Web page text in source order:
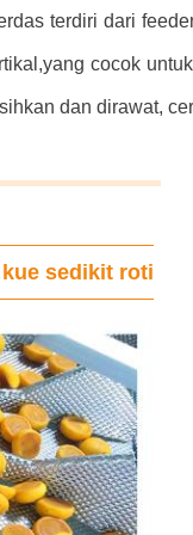
terdiri dari
cocok
dan dirawat,
sedikit roti